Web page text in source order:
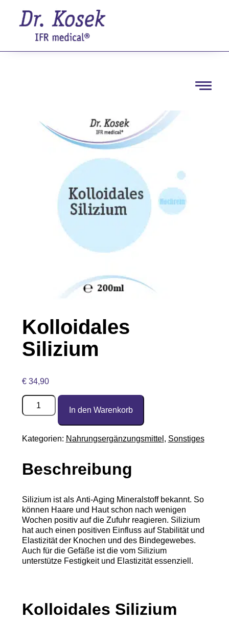
Silizium
Kolloidales
Silizium
€34,90
Kolloidales
Silizium
In den Warenkorb
Kategorien: Nahrungsergänzungsmittel , Sonstiges
Beschreibung
Silizium ist als Anti-Aging Mineralstoff bekannt. So
können Haare und Haut schon nach wenigen
Wochen positiv auf die Zufuhr reagieren. Silizium
hat auch einen positiven Einfluss auf Stabilität und
Elastizität der Knochen und des Bindegewebes.
Auch für die Gefäße ist die vom Silizium
unterstütze Festigkeit und Elastizität essenziell.
Kolloidales Silizium